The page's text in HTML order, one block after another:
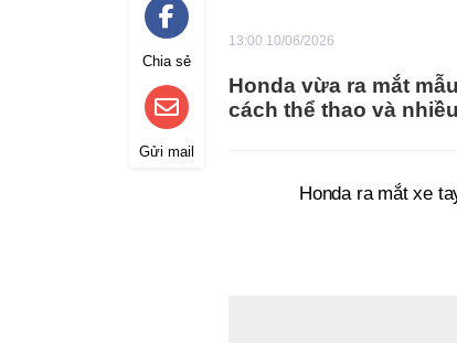
Chia sẻ
Gửi mail
13:00 10/06/2026
Honda vừa ra mắt
cách thể thao và
Honda ra mắt xe